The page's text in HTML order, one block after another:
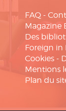
FAQ -
Magazine
Des
Foreign in
Cookies -
Mentions
Plan du